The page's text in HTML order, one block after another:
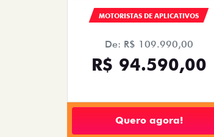
MOTORISTAS DE APLICATIVOS
De: R$ 109.990,00
R$ 94.590,00
Quero agora!